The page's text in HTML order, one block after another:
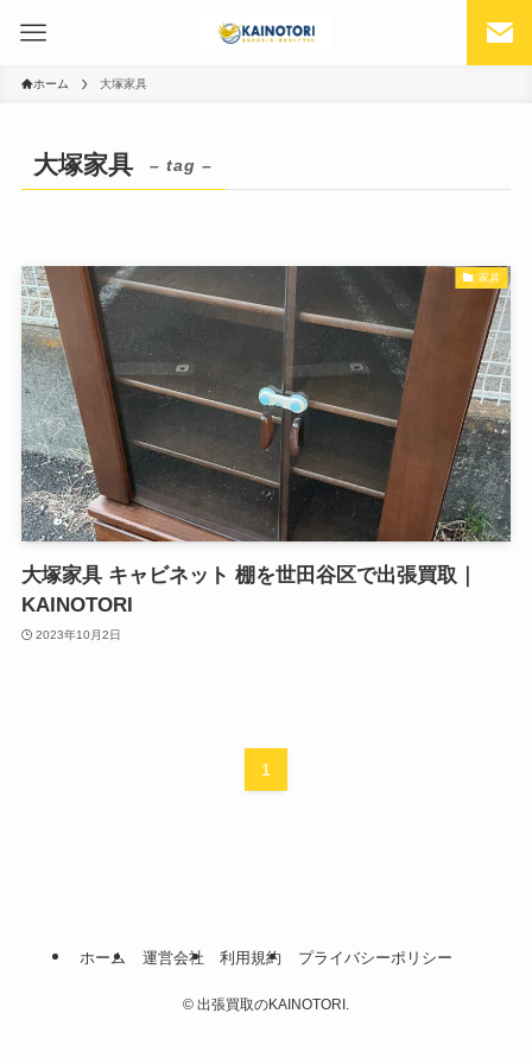
ホーム 大塚家具
大塚家具 – tag –
家具
大塚家具 キャビネット 棚を世田谷区で出張買取｜
KAINOTORI
2023年10月2日
1
ホーム 運営会社 利用規約 プライバシーポリシー
© 出張買取のKAINOTORI.